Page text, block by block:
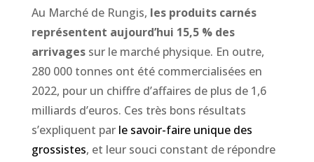
Au Marché de Rungis, les produits carnés
représentent aujourd’hui 15,5 % des
arrivagessur le marché physique. En outre,
280 000 tonnes ont été commercialisées en
2022, pour un chiffre d’affaires de plus de 1,6
milliards d’euros. Ces très bons résultats
s’expliquent par le savoir-faire unique des
grossistes, et leur souci constant de répondre